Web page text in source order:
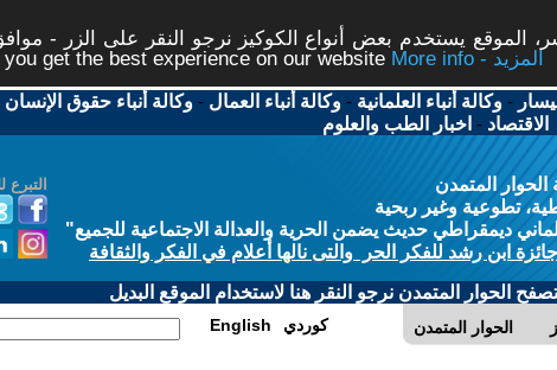
الموقع يستخدم بعض أنواع الكوكيز نرجو النقر على الزر -
get the best experience on our website
More info - المزيد
-وكالة أنباء العلمانية -وكالة أنباء العمال -وكالة أنباء حقوق الإنسان
الاقتصاد - اخبار الطب والعلوم
المتمدن
تطوعية وغير ربحية
ديمقراطي حديث يضمن الحرية والعدالة الاجتماعية للجميع"
ابن رشد للفكر الحر والتى نالها أعلام في الفكر والثقافة
الحوار المتمدن نرجو النقر هنا لاستخدام الموقع البديل
الحوار المتمدن English كوردي